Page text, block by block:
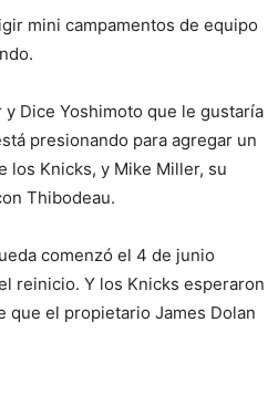
mini campamentos de equipo
Dice Yoshimoto que le gustaría
presionando para agregar un
los Knicks, y Mike Miller, su
Thibodeau.
comenzó el 4 de junio
reinicio. Y los Knicks esperaron
que el propietario James Dolan